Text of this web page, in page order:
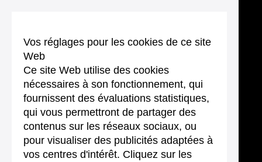
Vos réglages pour les cookies de ce site
Web
Ce site Web utilise des cookies
nécessaires à son fonctionnement, qui
fournissent des évaluations statistiques,
qui vous permettront de partager des
contenus sur les réseaux sociaux, ou
pour visualiser des publicités adaptées à
vos centres d'intérêt. Cliquez sur les